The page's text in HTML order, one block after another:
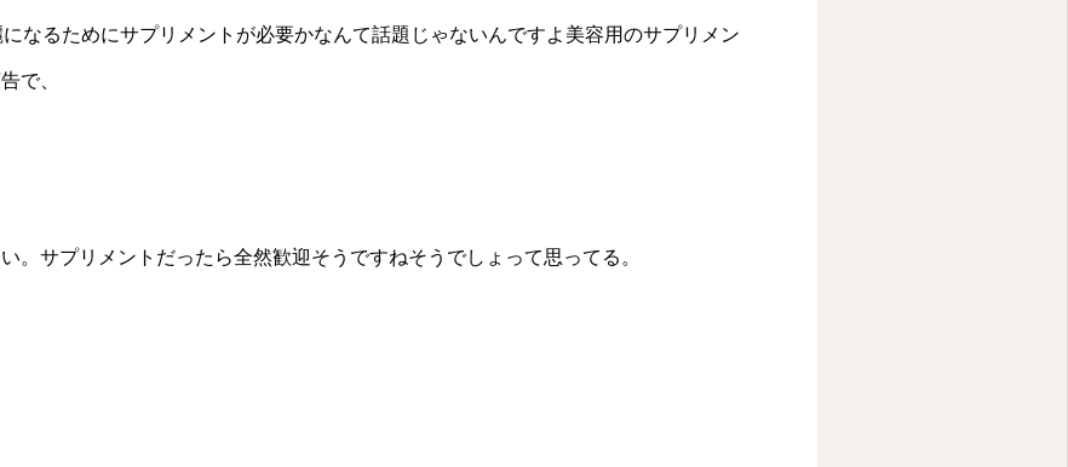
なるためにサプリメントが必要かなんて話題じゃないんですよ美容用のサプリメン
で、
。サプリメントだったら全然歓迎そうですねそうでしょって思ってる。